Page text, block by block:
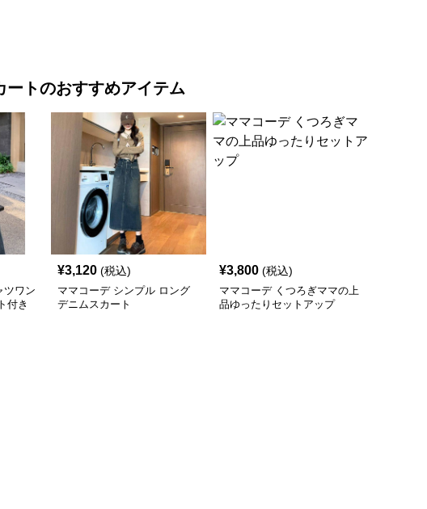
ートのおすすめアイテム
ツワン
付き
¥3,120 (税込)
ママコーデ シンプル ロング
デニムスカート
¥3,800 (税込)
ママコーデ くつろぎママの上
品ゆったりセットアップ